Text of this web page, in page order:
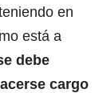
en
está a
debe
cargo